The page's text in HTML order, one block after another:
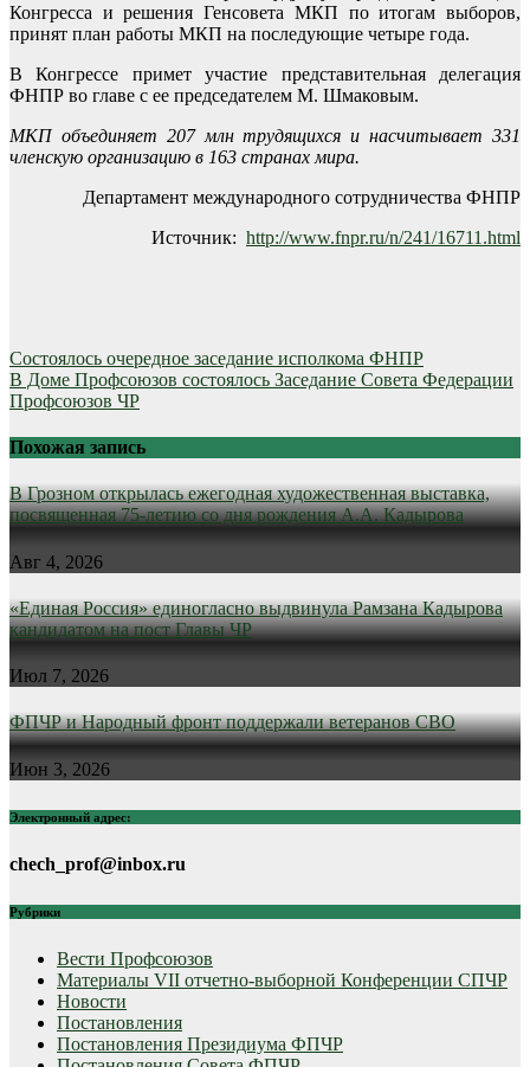
Конгресса и решения Генсовета МКП по итогам выборов,
принят план работы МКП на последующие четыре года.
В Конгрессе примет участие представительная делегация
ФНПР во главе с ее председателем М. Шмаковым.
МКП объединяет 207 млн трудящихся и насчитывает 331
членскую организацию в 163 странах мира.
Департамент международного сотрудничества ФНПР
Источник: http://www.fnpr.ru/n/241/16711.html
Навигация
по
Состоялось очередное заседание исполкома ФНПР
В Доме Профсоюзов состоялось Заседание Совета Федерации
Профсоюзов ЧР
Похожая запись
В Грозном открылась ежегодная художественная выставка,
посвященная 75-летию со дня рождения А.А. Кадырова
Авг 4, 2026
«Единая Россия» единогласно выдвинула Рамзана Кадырова
кандидатом на пост Главы ЧР
Июл 7, 2026
ФПЧР и Народный фронт поддержали ветеранов СВО
Июн 3, 2026
Электронный адрес:
chech_prof@inbox.ru
Рубрики
Вести Профсоюзов
Материалы VII отчетно-выборной Конференции СПЧР
Новости
Постановления
Постановления Президиума ФПЧР